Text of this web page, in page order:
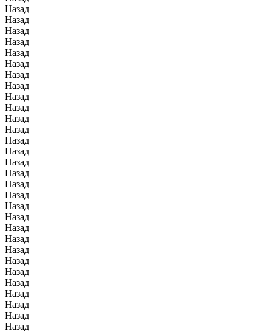
Назад
Назад
Назад
Назад
Назад
Назад
Назад
Назад
Назад
Назад
Назад
Назад
Назад
Назад
Назад
Назад
Назад
Назад
Назад
Назад
Назад
Назад
Назад
Назад
Назад
Назад
Назад
Назад
Назад
Назад